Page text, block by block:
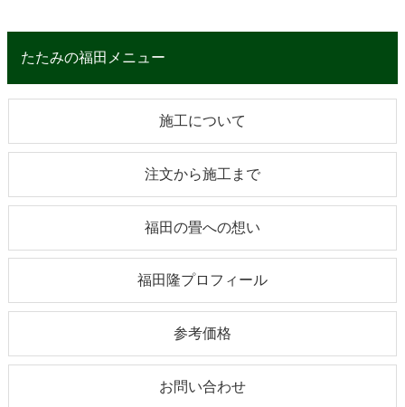
たたみの福田メニュー
施工について
注文から施工まで
福田の畳への想い
福田隆プロフィール
参考価格
お問い合わせ